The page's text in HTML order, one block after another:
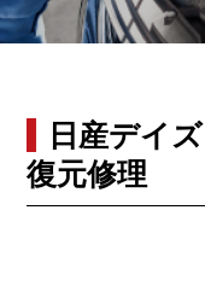
日産デイ
復元修理